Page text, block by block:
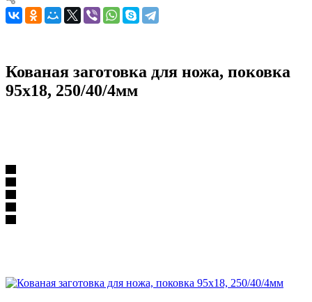
Кованая заготовка для ножа, поковка
95х18, 250/40/4мм